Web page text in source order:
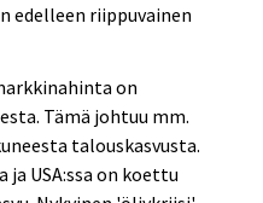
edelleen riippuvainen
on
Tämä johtuu mm.
talouskasvusta.
ja USA:ssa on koettu